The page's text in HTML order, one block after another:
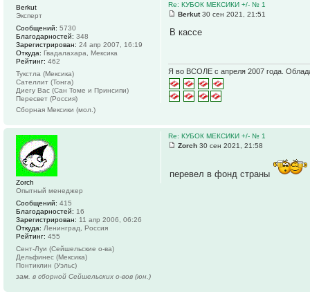
Re: КУБОК МЕКСИКИ +/- № 1
Berkut30 сен 2021, 21:51
В кассе
Я во ВСОЛЕ с апреля 2007 года.
Berkut
Эксперт
Сообщений: 5730
Благодарностей: 348
Зарегистрирован: 24 апр 2007, 16:19
Откуда: Гвадалахара, Мексика
Рейтинг: 462
Тукстла (Мексика)
Сателлит (Тонга)
Диегу Вас (Сан Томе и Принсипи)
Пересвет (Россия)
Сборная Мексики (мол.)
Re: КУБОК МЕКСИКИ +/- № 1
Zorch 30 сен 2021, 21:58
перевел в фонд страны
Zorch
Опытный менеджер
Сообщений: 415
Благодарностей: 16
Зарегистрирован: 11 апр 2006, 06:26
Откуда: Ленинград, Россия
Рейтинг: 455
Сент-Луи (Сейшельские о-ва)
Дельфинес (Мексика)
Понтиклин (Уэльс)
зам. в сборной Сейшельских о-вов (юн.)